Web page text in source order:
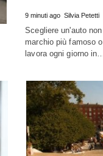
9 minuti ago Silvia Petetti
Scegliere un'auto
marchio più famoso
lavora ogni giorno